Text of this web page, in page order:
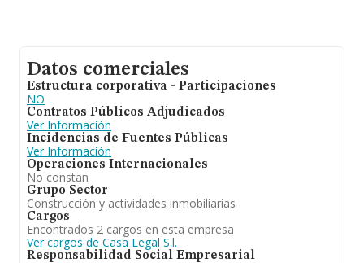
Datos comerciales
Estructura corporativa - Participaciones
NO
Contratos Públicos Adjudicados
Ver Información
Incidencias de Fuentes Públicas
Ver Información
Operaciones Internacionales
No constan
Grupo Sector
Construcción y actividades inmobiliarias
Cargos
Encontrados 2 cargos en esta empresa
Ver cargos de Casa Legal S.l.
Responsabilidad Social Empresarial